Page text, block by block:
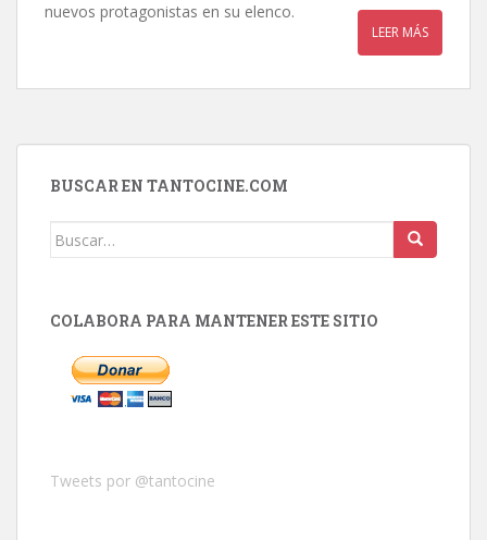
nuevos protagonistas en su elenco.
LEER MÁS
BUSCAR EN TANTOCINE.COM
Buscar:
COLABORA PARA MANTENER ESTE SITIO
Tweets por @tantocine